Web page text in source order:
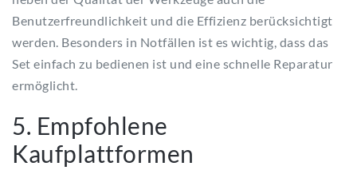
Benutzerfreundlichkeit und die Effizienz berücksichtigt
werden. Besonders in Notfällen ist es wichtig, dass das
Set einfach zu bedienen ist und eine schnelle Reparatur
ermöglicht.
5. Empfohlene
Kaufplattformen